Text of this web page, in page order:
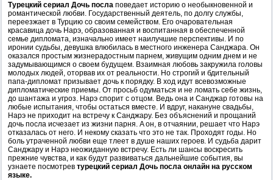
Турецкий сериал Дочь посла поведает историю о необыкновенной и
романтической любви. Государственный деятель, по долгу службы,
переезжает в Турцию со своим семейством. Его очаровательная
красавица дочь Нарэ, образованная и воспитанная в обеспеченной
семье дипломата, изначально имеет наилучшие перспективы. И по
иронии судьбы, девушка влюбилась в местного инженера Санджара. Он
оказался простым жизнерадостным парнем, живущим одним днем и не
задумывающимся о своем будущем. Взаимная любовь закружила головы
молодых людей, оторвав их от реальности. Но строгий и бдительный
папа-дипломат призывает дочь к порядку. В ход идут всевозможные
дипломатические приемы. От просьб одуматься и не ломать себе жизнь,
до шантажа и угроз. Нарэ спорит с отцом. Ведь она и Санджар готовы на
любые испытания, чтобы остаться вместе. И вдруг, накануне свадьбы,
Нарэ не приходит на встречу к Санджару. Без объяснений и прощаний
дочь посла исчезает из жизни парня. A он, в отчаянии, решает что Нарэ
отказалась от него. И некому сказать что это не так. Проходят годы. Но
боль утраченной любви еще тлеет в душе наших героев. И судьба дарит
Санджару и Нарэ неожиданную встречу. Есть ли шансы воскресить
прежние чувства, и как будут развиваться дальнейшие события, вы
узнаете посмотрев турецкий сериал Дочь посла онлайн на русском
языке.